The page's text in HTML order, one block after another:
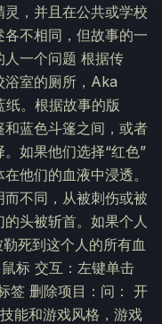
，并且在公共或学校
不相同，但故事的一
人一个问题 根据传
浴室的厕所，Aka
。根据故事的版
蓝色斗篷之间，或者
如果他们选择“红色”
他们的血液中浸透。
不同，从被刺伤或被
头被斩首。如果个人
死到这个人的所有血
标 交互：左键单击
签 删除项目：问： 开
能和游戏风格，游戏